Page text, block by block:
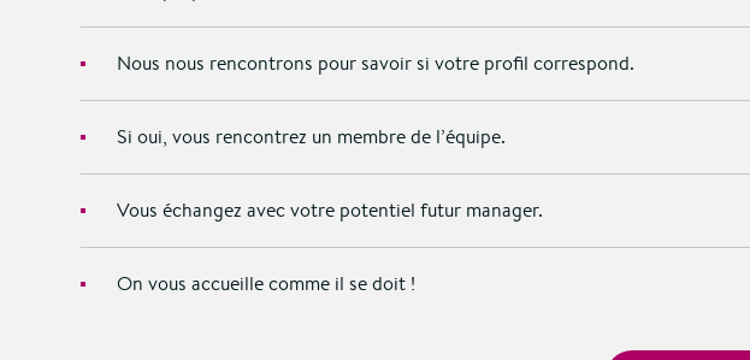
Nous nous rencontrons pour savoir si votre profil correspond.
Si oui, vous rencontrez un membre de l’équipe.
Vous échangez avec votre potentiel futur manager.
On vous accueille comme il se doit !